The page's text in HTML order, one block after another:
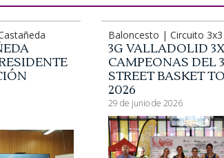
Baloncesto | Circuito 3x3
3G VALLADOLID
CAMPEONAS DEL
STREET BASKET
2026
29 de junio de 2026